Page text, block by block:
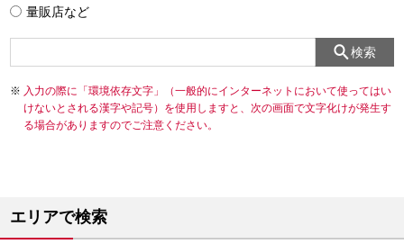
量販店など
検索
入力の際に「環境依存文字」（一般的にインターネットにおいて使ってはい
けないとされる漢字や記号）を使用しますと、次の画面で文字化けが発生す
る場合がありますのでご注意ください。
エリアで検索